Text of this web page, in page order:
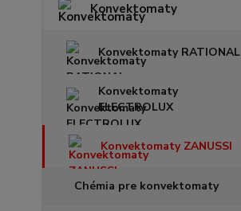
Konvektomaty
Konvektomaty RATIONAL
Konvektomaty
ELECTROLUX
Konvektomaty ZANUSSI
Chémia pre konvektomaty